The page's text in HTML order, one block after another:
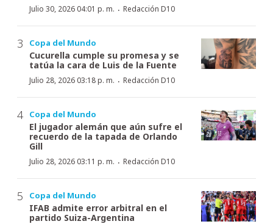
Julio 30, 2026 04:01 p. m. · Redacción D10
Copa del Mundo
Cucurella cumple su promesa y se
tatúa la cara de Luis de la Fuente
Julio 28, 2026 03:18 p. m. · Redacción D10
Copa del Mundo
El jugador alemán que aún sufre el
recuerdo de la tapada de Orlando
Gill
Julio 28, 2026 03:11 p. m. · Redacción D10
Copa del Mundo
IFAB admite error arbitral en el
partido Suiza-Argentina